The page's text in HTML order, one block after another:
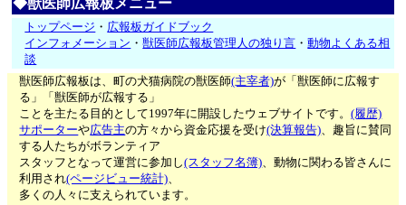
◆獣医師広報板メニュー
トップページ ・ 広報板ガイドブック
インフォメーション ・獣医師広報板管理人の独り言 ・動物よくある相
談
獣医師広報板は、町の犬猫病院の獣医師(主宰者)が「獣医師に広報す
る」「獣医師が広報する」
ことを主たる目的として1997年に開設したウェブサイトです。(履歴)
サポーターや広告主の方々から資金応援を受け(決算報告)、趣旨に賛同
する人たちがボランティア
スタッフとなって運営に参加し(スタッフ名簿)、動物に関わる皆さんに
利用され(ページビュー統計)、
多くの人々に支えられています。